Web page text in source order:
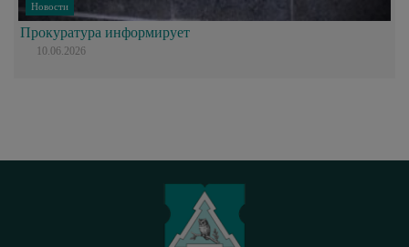
Новости
Прокуратура информирует
10.06.2026